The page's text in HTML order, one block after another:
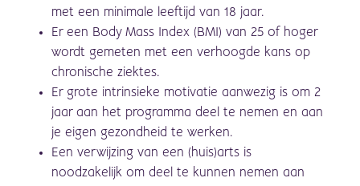
met een minimale leeftijd van 18 jaar.
Er een Body Mass Index (BMI) van 25 of hoger
wordt gemeten met een verhoogde kans op
chronische ziektes.
Ergrote intrinsieke motivatie aanwezig is om 2
jaar aan het programma deel te nemen en aan
je eigen gezondheid te werken.
Een verwijzing van een (huis)arts is
noodzakelijk om deel te kunnen nemen aan